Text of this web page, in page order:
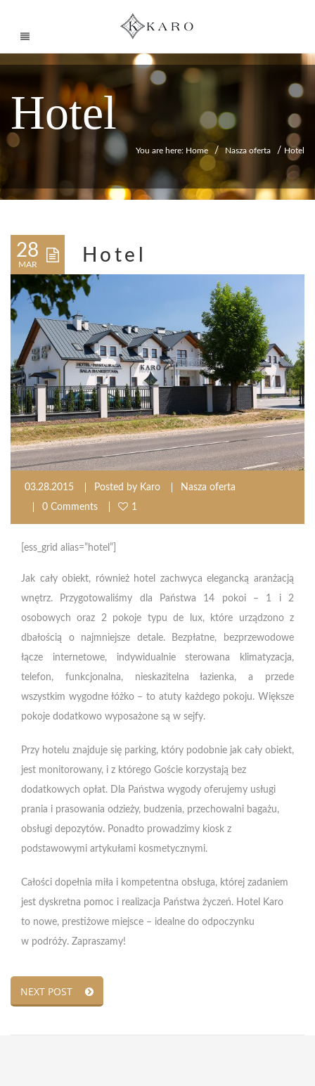
Hotel
You are here: Home / Nasza oferta / Hotel
28
MAR Hotel
03.28.2015 Posted by Karo
Nasza oferta
0 Comments
1
[ess_grid alias=”hotel”]
Jak cały obiekt, również hotel zachwyca elegancką aranżacją
wnętrz. Przygotowaliśmy dla Państwa 14 pokoi – 1 i 2
osobowych oraz 2 pokoje typu de lux, które urządzono z
dbałością o najmniejsze detale. Bezpłatne, bezprzewodowe
łącze internetowe, indywidualnie sterowana klimatyzacja,
telefon, funkcjonalna, nieskazitelna łazienka, a przede
wszystkim wygodne łóżko – to atuty każdego pokoju. Większe
pokoje dodatkowo wyposażone są w sejfy.
Przy hotelu znajduje się parking, który podobnie jak cały obiekt,
jest monitorowany, i z którego Goście korzystają bez
dodatkowych opłat. Dla Państwa wygody oferujemy usługi
prania i prasowania odzieży, budzenia, przechowalni bagażu,
obsługi depozytów. Ponadto prowadzimy kiosk z
podstawowymi artykułami kosmetycznymi.
Całości dopełnia miła i kompetentna obsługa, której zadaniem
jest dyskretna pomoc i realizacja Państwa życzeń. Hotel Karo
to nowe, prestiżowe miejsce – idealne do odpoczynku
w podróży. Zapraszamy!
NEXT POST